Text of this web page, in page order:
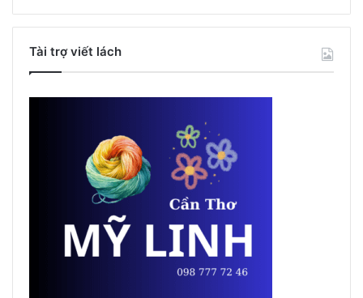
Tài trợ viết lách